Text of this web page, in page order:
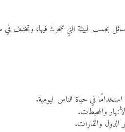
بحسب البيئة التي تتحرك فيها، وتختلف في
في حياة الناس اليومية.
والمحيطات.
الدول والقارات.